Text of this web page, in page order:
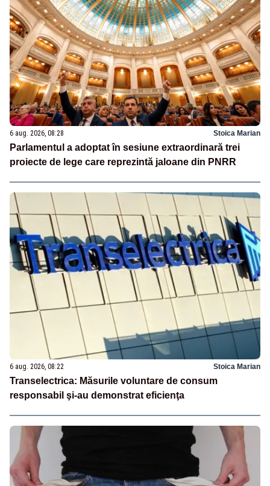
6 aug. 2026, 08:28 Stoica Marian
Parlamentul a adoptat în sesiune extraordinară trei
proiecte de lege care reprezintă jaloane din PNRR
6 aug. 2026, 08:22 Stoica Marian
Transelectrica: Măsurile voluntare de consum
responsabil şi-au demonstrat eficienţa